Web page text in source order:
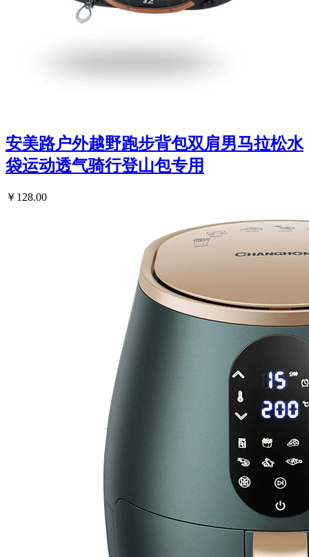
安美路户外越野跑步背包双肩男马拉松水
袋运动透气骑行登山包专用
￥128.00